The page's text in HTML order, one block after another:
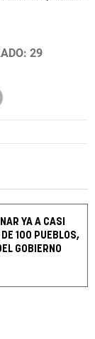
29
YA A CASI
100 PUEBLOS,
GOBIERNO